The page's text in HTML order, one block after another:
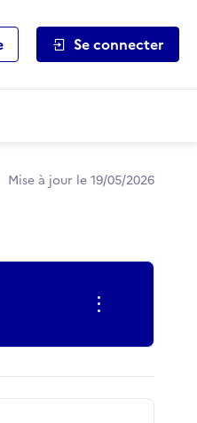
Se connecter
Mise à jour le 19/05/2026